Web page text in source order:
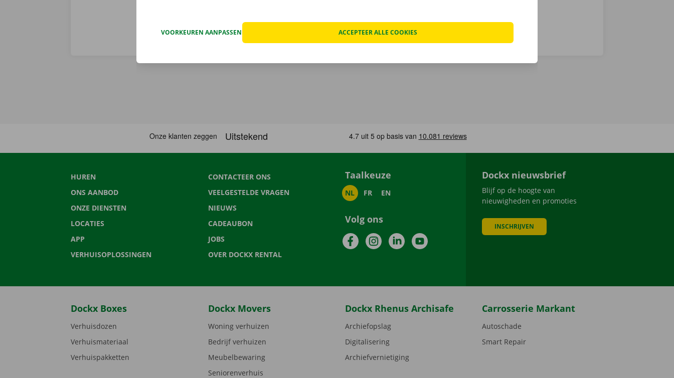
HUREN
ONS AANBOD
ONZE DIENSTEN
LOCATIES
APP
VERHUISOPLOSSINGEN
CONTACTEER ONS
VEELGESTELDE VRAGEN
NIEUWS
CADEAUBON
JOBS
OVER DOCKX RENTAL
Taalkeuze
NL FR EN
Volg ons
FacebookInstagramLinkedInYouTube
Dockx nieuwsbrief
Blijf op de hoogte van
nieuwigheden en promoties
INSCHRIJVEN
Dockx Boxes
Verhuisdozen
Verhuismateriaal
Verhuispakketten
Dockx Movers
Woning verhuizen
Bedrijf verhuizen
Meubelbewaring
Seniorenverhuis
Dockx Rhenus Archisafe
Archiefopslag
Digitalisering
Archiefvernietiging
Carrosserie Markant
Autoschade
Smart Repair
VOORKEUREN AANPASSEN ACCEPTEER ALLE COOKIES